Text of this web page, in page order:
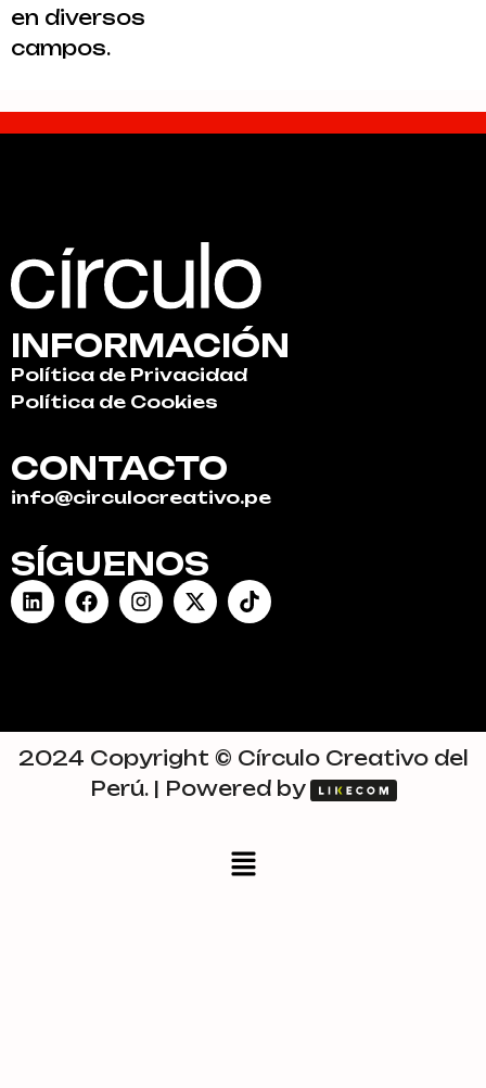
en diversos
campos.
INFORMACIÓN
Política de Privacidad
Política de Cookies
CONTACTO
info@circulocreativo.pe
SÍGUENOS
2024 Copyright © Círculo Creativo del
Perú. | Powered by